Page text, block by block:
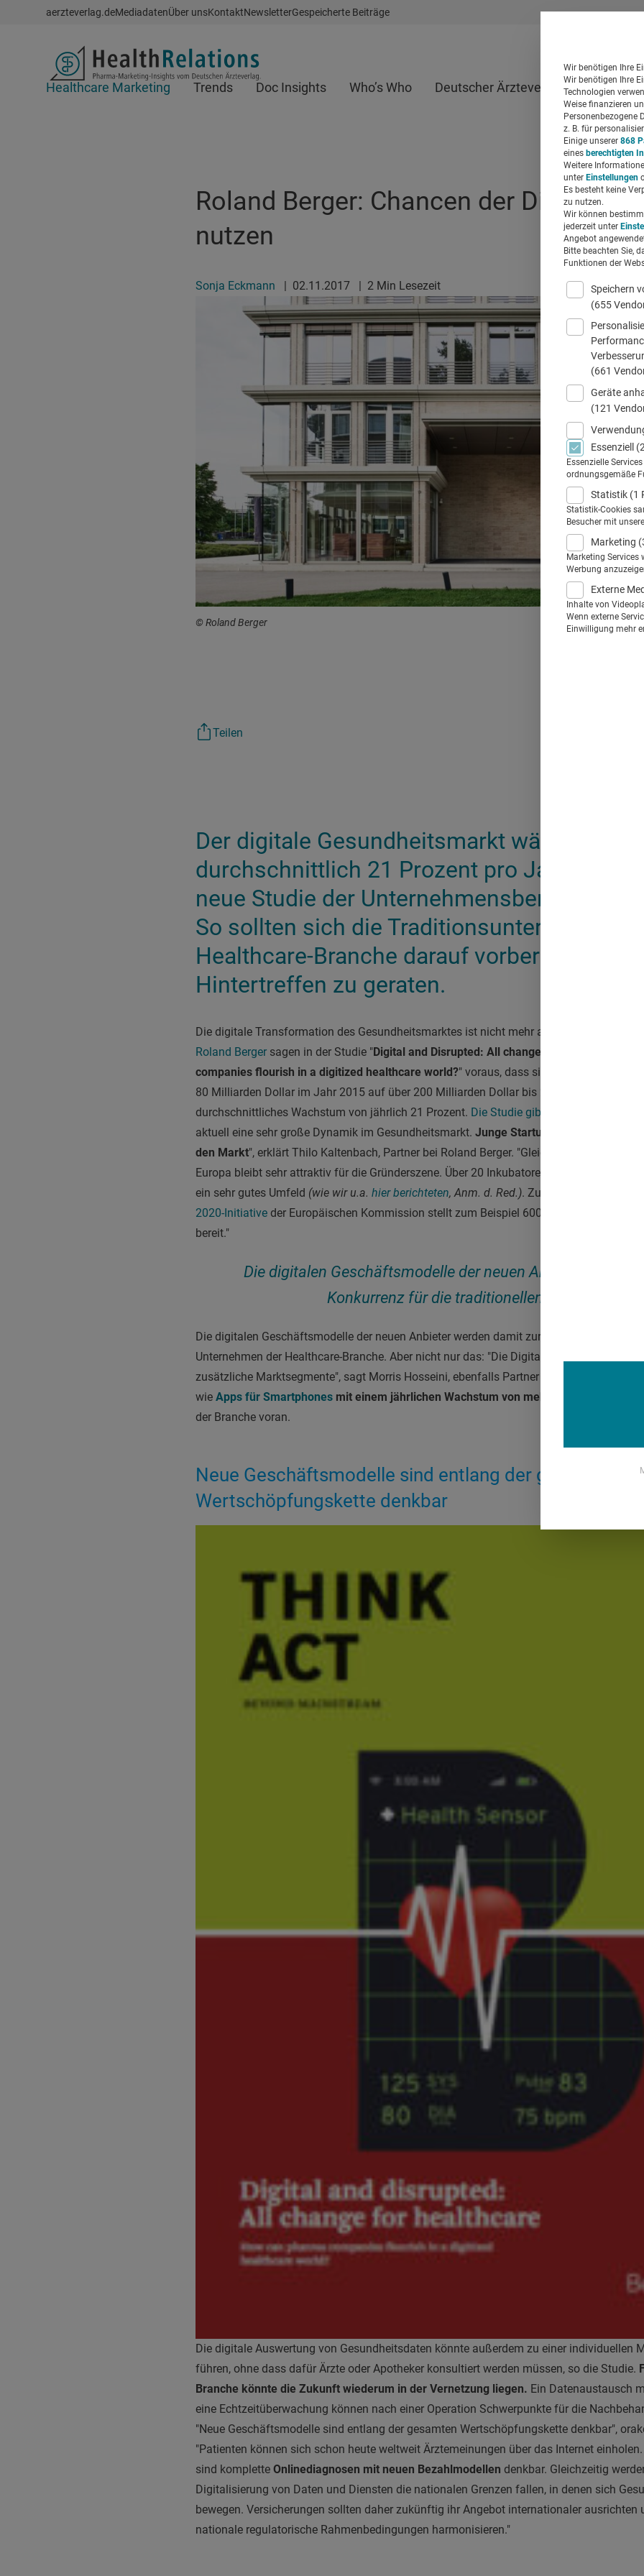
Schnellzugriff
aerzteverlag.deMediadatenÜber unsKontaktNewsletterGespeicherte Beiträge
Header
Healthcare Marketing Trends Doc Insights Who’s Who Deutscher Ärzteverlag
Roland Berger: Chancen der
nutzen
Sonja Eckmann | 02.11.2017 | 2 Min Lesezeit
© Roland Berger
Teilen
Der digitale Gesundheitsmarkt wächst bis
durchschnittlich 21 Prozent pro Jahr – das
neue Studie der Unternehmensberatung
So sollten sich die Traditionsunternehmen
Healthcare-Branche darauf vorbereiten, um
Hintertreffen zu geraten.
Die digitale Transformation des Gesundheitsmarktes ist nicht mehr aufzuhalten: Die
Roland Berger sagen in der Studie "Digital and Disrupted: All change for Healthcare –
companies flourish in a digitized healthcare world?" voraus, dass sich das weltweite
80 Milliarden Dollar im Jahr 2015 auf über 200 Milliarden Dollar bis 2020 mehr als
durchschnittliches Wachstum von jährlich 21 Prozent. Die Studie gibt es hier als .pdf-
aktuell eine sehr große Dynamik im Gesundheitsmarkt. Junge Startups drängen mit
den Markt", erklärt Thilo Kaltenbach, Partner bei Roland Berger. "Gleichzeitig wird kräftig
Europa bleibt sehr attraktiv für die Gründerszene. Über 20 Inkubatoren und zahlreiche
ein sehr gutes Umfeld (wie wir u.a. hier berichteten, Anm. d. Red.). Zusätzlich investiert
2020-Initiative der Europäischen Kommission stellt zum Beispiel 600 Millionen Euro für
bereit."
Die digitalen Geschäftsmodelle der neuen Anbieter werden
Konkurrenz für die traditionellen Unternehmen
Die digitalen Geschäftsmodelle der neuen Anbieter werden damit zur direkten
Unternehmen der Healthcare-Branche. Aber nicht nur das: "Die Digitalisierung erweitert
zusätzliche Marktsegmente", sagt Morris Hosseini, ebenfalls Partner bei Roland Berger.
wie Apps für Smartphones mit einem jährlichen Wachstum von mehr als 40 Prozent
der Branche voran.
Neue Geschäftsmodelle sind entlang der gesamten
Wertschöpfungskette denkbar
Die digitale Auswertung von Gesundheitsdaten könnte außerdem zu einer individuellen
führen, ohne dass dafür Ärzte oder Apotheker konsultiert werden müssen, so die Studie.
Branche könnte die Zukunft wiederum in der Vernetzung liegen. Ein Datenaustausch
eine Echtzeitüberwachung können nach einer Operation Schwerpunkte für die
"Neue Geschäftsmodelle sind entlang der gesamten Wertschöpfungskette denkbar",
"Patienten können sich schon heute weltweit Ärztemeinungen über das Internet
sind komplette Onlinediagnosen mit neuen Bezahlmodellen denkbar. Gleichzeitig
Digitalisierung von Daten und Diensten die nationalen Grenzen fallen, in denen sich
bewegen. Versicherungen sollten daher zukünftig ihr Angebot internationaler ausrichten
nationale regulatorische Rahmenbedingungen harmonisieren."
Wir benötigen Ihre
Wir benötigen Ihre
Technologien
Weise finanzieren
Personenbezogene
z. B. für
Einige unserer 868
eines berechtigten
Weitere
unter Einstellungen
Es besteht keine
zu nutzen.
Wir können
jederzeit unter
Angebot
Bitte beachten Sie,
Funktionen der
Speichern
(655
(661
Geräte
(121
Essenziell
Essenzielle
ordnungsgemäße
Statistik (1
Statistik-Cookies
Besucher mit
Marketing
Marketing
Werbung
Externe
Inhalte von
Wenn externe
Einwilligung mehr